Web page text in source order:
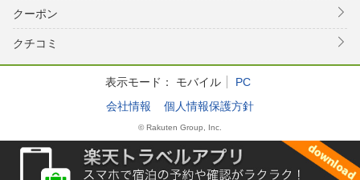
クーポン
クチコミ
表示モード： モバイル
PC
会社情報
個人情報保護方針
© Rakuten Group, Inc.